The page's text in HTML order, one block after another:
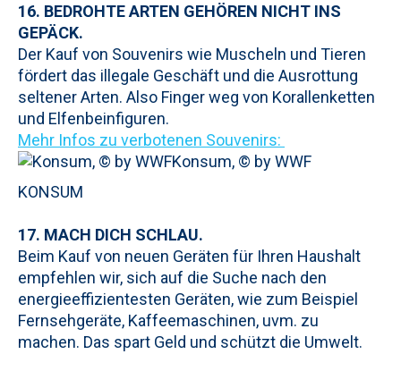
16. BEDROHTE ARTEN GEHÖREN NICHT INS
GEPÄCK.
Der Kauf von Souvenirs wie Muscheln und Tieren
fördert das illegale Geschäft und die Ausrottung
seltener Arten. Also Finger weg von Korallenketten
und Elfenbeinfiguren.
Mehr Infos zu verbotenen Souvenirs:
Konsum, © by WWF
KONSUM
17. MACH DICH SCHLAU.
Beim Kauf von neuen Geräten für Ihren Haushalt
empfehlen wir, sich auf die Suche nach den
energieeffizientesten Geräten, wie zum Beispiel
Fernsehgeräte, Kaffeemaschinen, uvm. zu
machen. Das spart Geld und schützt die Umwelt.